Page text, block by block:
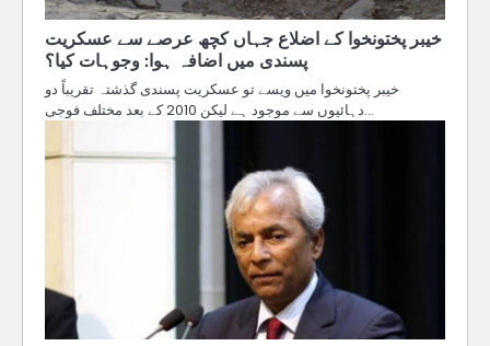
خیبر پختونخوا کے اضلاع جہاں کچھ عرصے سے عسکریت
پسندی میں اضافہ ہوا: وجوہات کیا؟
خیبر پختونخوا میں ویسے تو عسکریت پسندی گذشتہ تقریباً دو
دہائیوں سے موجود ہے لیکن 2010 کے بعد مختلف فوجی…